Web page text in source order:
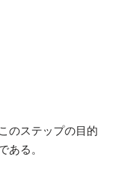
のステップの目的
ある。